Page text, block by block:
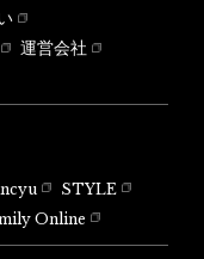
運営会社
STYLE
Online